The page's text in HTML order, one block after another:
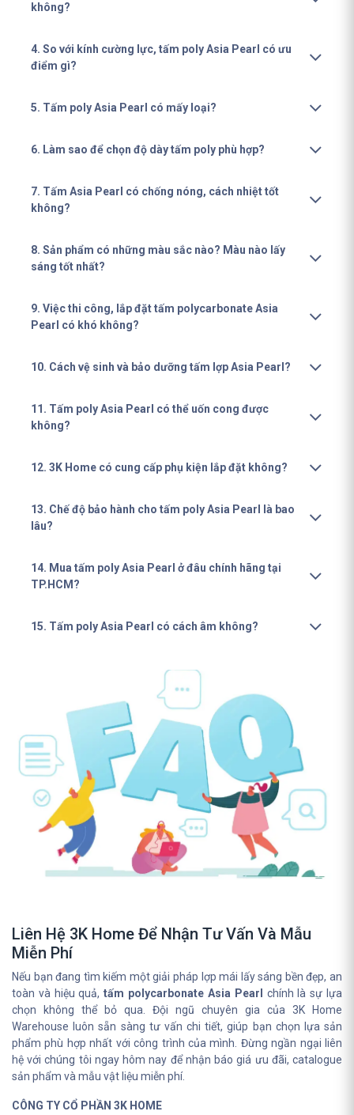
không?
4. So với kính cường lực, tấm poly Asia Pearl có ưu
điểm gì?
5. Tấm poly Asia Pearl có mấy loại?
6. Làm sao để chọn độ dày tấm poly phù hợp?
7. Tấm Asia Pearl có chống nóng, cách nhiệt tốt
không?
8. Sản phẩm có những màu sắc nào? Màu nào lấy
sáng tốt nhất?
9. Việc thi công, lắp đặt tấm polycarbonate Asia
Pearl có khó không?
10. Cách vệ sinh và bảo dưỡng tấm lợp Asia Pearl?
11. Tấm poly Asia Pearl có thể uốn cong được
không?
12. 3K Home có cung cấp phụ kiện lắp đặt không?
13. Chế độ bảo hành cho tấm poly Asia Pearl là bao
lâu?
14. Mua tấm poly Asia Pearl ở đâu chính hãng tại
TP.HCM?
15. Tấm poly Asia Pearl có cách âm không?
Liên Hệ 3K Home Để Nhận Tư Vấn Và Mẫu
Miễn Phí
Nếu bạn đang tìm kiếm một giải pháp lợp mái lấy sáng bền đẹp, an
toàn và hiệu quả,tấm polycarbonate Asia Pearl
chính là sự lựa
chọn không thể bỏ qua. Đội ngũ chuyên gia của 3K Home
Warehouse luôn sẵn sàng tư vấn chi tiết, giúp bạn chọn lựa sản
phẩm phù hợp nhất với công trình của mình. Đừng ngần ngại liên
hệ với chúng tôi ngay hôm nay để nhận báo giá ưu đãi, catalogue
sản phẩm và mẫu vật liệu miễn phí.
CÔNG TY CỔ PHẦN 3K HOME